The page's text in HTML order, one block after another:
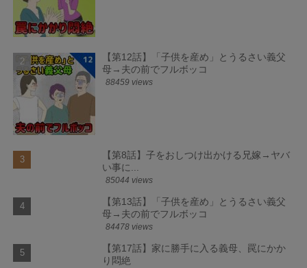
【第12話】「子供を産め」とうるさい義父
母→夫の前でフルボッコ
88459 views
【第8話】子をおしつけ出かける兄嫁→ヤバ
い事に...
85044 views
【第13話】「子供を産め」とうるさい義父
母→夫の前でフルボッコ
84478 views
【第17話】家に勝手に入る義母、罠にかか
り悶絶